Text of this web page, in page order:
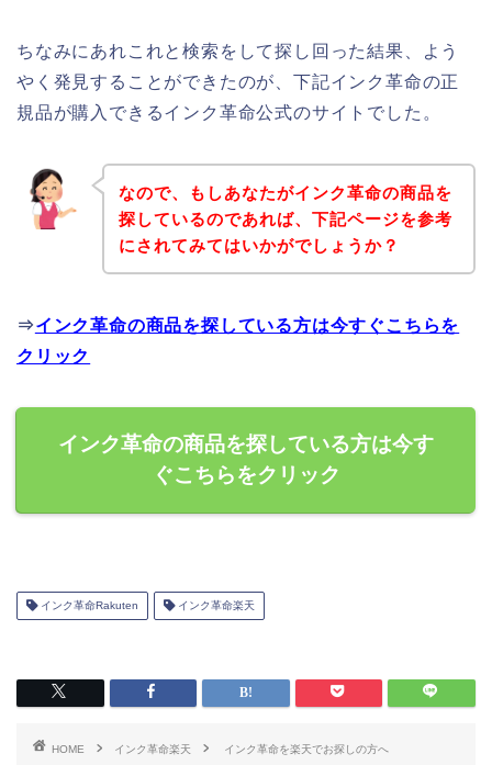
ちなみにあれこれと検索をして探し回った結果、よう
やく発見することができたのが、下記インク革命の正
規品が購入できるインク革命公式のサイトでした。
なので、もしあなたがインク革命の商品を
探しているのであれば、下記ページを参考
にされてみてはいかがでしょうか？
⇒インク革命の商品を探している方は今すぐこちらを
クリック
インク革命の商品を探している方は今す
ぐこちらをクリック
インク革命Rakuten インク革命楽天
HOME インク革命楽天 インク革命を楽天でお探しの方へ